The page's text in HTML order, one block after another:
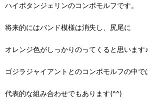
ハイポタンジェリンのコンボモルフです。
将来的にはバンド模様は消失し、尻尾に
オレンジ色がしっかりのってくると思います♪
ゴジラジャイアントとのコンボモルフの中で
代表的な組み合わせでもあります(^^)